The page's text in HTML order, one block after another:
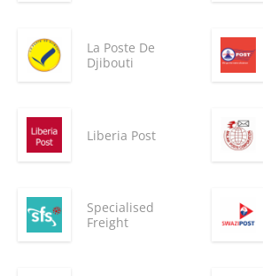
La Poste De
Djibouti
Liberia Post
Specialised
Freight